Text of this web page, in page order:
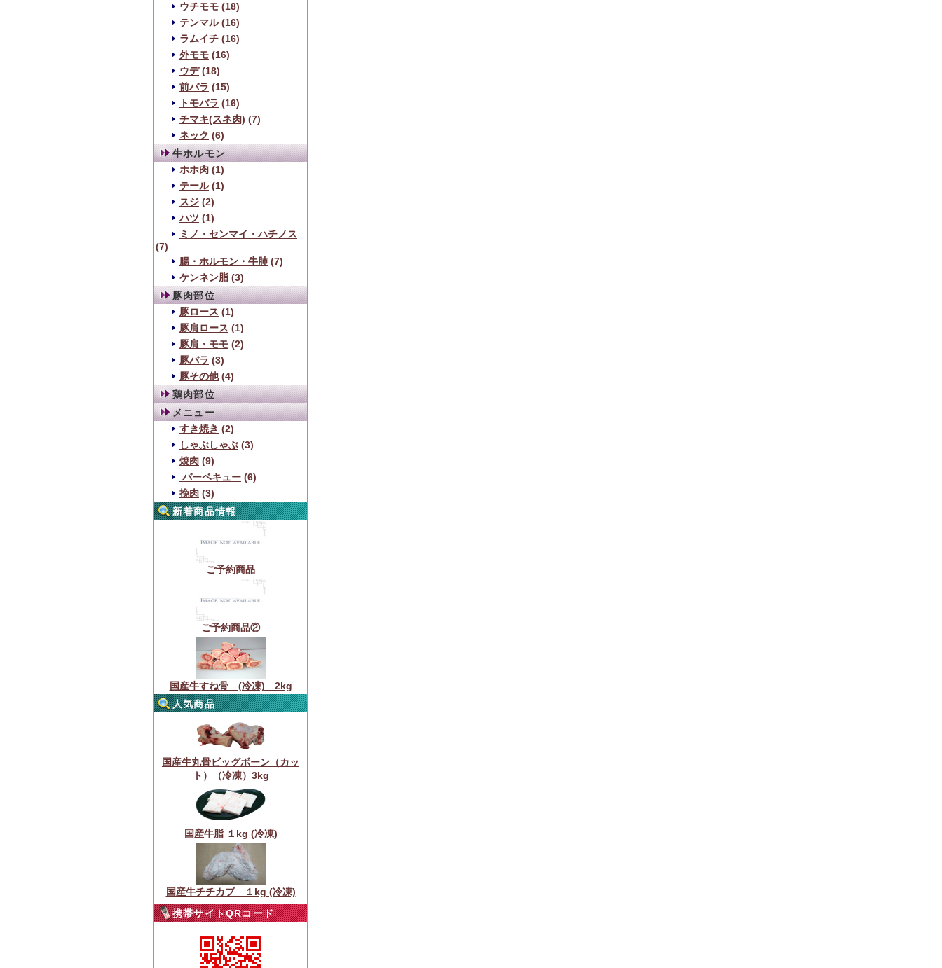
ウチモモ (18)
テンマル(16)
ラムイチ (16)
外モモ (16)
ウデ(18)
前バラ (15)
トモバラ (16)
チマキ(スネ肉) (7)
ネック (6)
牛ホルモン
ホホ肉 (1)
テール(1)
スジ (2)
ハツ (1)
ミノ・センマイ・ハチノス
(7)
腸・ホルモン・牛肺 (7)
ケンネン脂 (3)
豚肉部位
豚ロース (1)
豚肩ロース (1)
豚肩・モモ (2)
豚バラ (3)
豚その他(4)
鶏肉部位
メニュー
すき焼き (2)
しゃぶしゃぶ (3)
焼肉 (9)
バーベキュー (6)
挽肉 (3)
新着商品情報
ご予約商品
ご予約商品②
国産牛すね骨 (冷凍) 2kg
人気商品
国産牛丸骨ビッグボーン（カッ
ト）（冷凍）3kg
国産牛脂 １kg (冷凍)
国産牛チチカブ １kg (冷凍)
携帯サイトQRコード